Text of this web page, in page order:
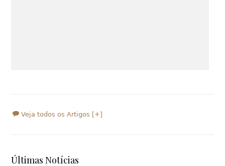
Veja todos os Artigos [+]
Últimas Notícias